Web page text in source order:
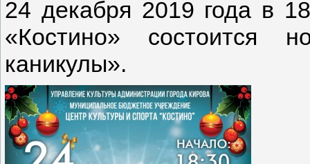
24 декабря 2019 года в
«Костино» состоится
каникулы».